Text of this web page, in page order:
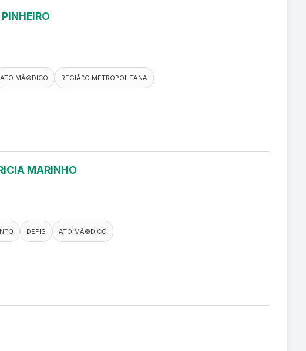
ATO MÃ©DICO REGIÃ£O METROPOLITANA
MARINHO
DEFIS
ATO MÃ©DICO